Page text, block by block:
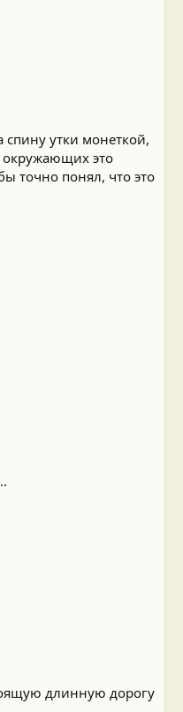
утки монеткой,
окружающих это
точно понял, что это
длинную дорогу